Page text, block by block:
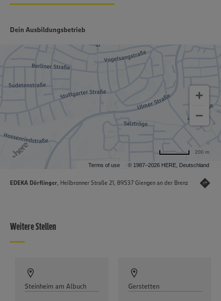
Dein Ausbildungsbetrieb
Terms of use © 1987–2026 HERE, Deutschland
200 m
EDEKA Dörflinger, Heilbronner Straße 21, 89537 Giengen an der Brenz
Weitere Stellen
Steinheim am Albuch Gerstetten